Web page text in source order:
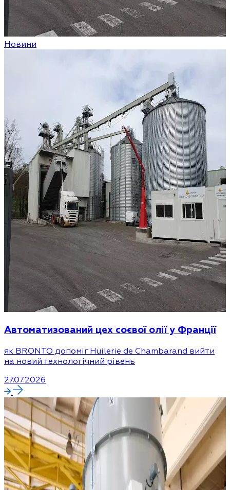
Новини
Автоматизований цех соєвої олії у Франції
як BRONTO допоміг Huilerie de Chambarand вийти
на новий технологічний рівень
27.07.2026